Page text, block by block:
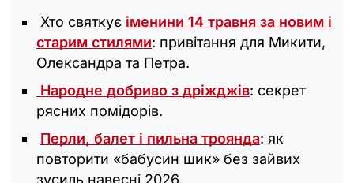
Хто святкує іменини 14 травня за новим і
старим стилями: привітання для Микити,
Олександра та Петра.
Народне добриво з дріжджів: секрет
рясних помідорів.
Перли, балет і пильна троянда: як
повторити «бабусин шик» без зайвих
зусиль навесні 2026.